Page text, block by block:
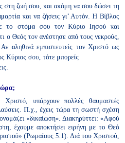
στη ζωή σου, και ακόμη να σου δώσει τη
και να ζήσεις γι’ Αυτόν.Η Βίβλος
το στόμα σου τον Κύριο Ιησού και
ο Θεός τον ανέστησε από τους νεκρούς,
αληθινά εμπιστευτείς τονΧριστό ως
Κύριος σου, τότε μπορείς
υπάρχουν πολλές θαυμαστές
Π.χ., έχεις τώρα τη σωστή σχέση
«δικαίωση». Διακηρύττει: «Aφού
έχουμε αποκτήσει ειρήνη με το Θεό
(Ρωμαίους 5:1). Διά του Χριστού,